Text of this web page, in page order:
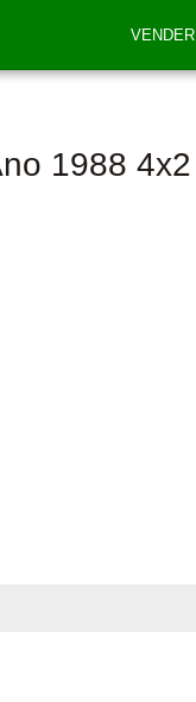
VENDER
1988 4x2